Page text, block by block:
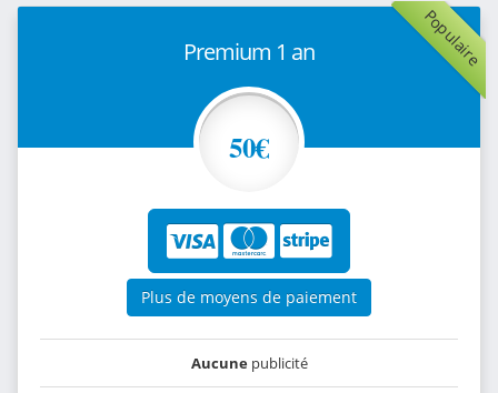
Populaire
Premium 1 an
50€
Plus de moyens de paiement
Aucunepublicité